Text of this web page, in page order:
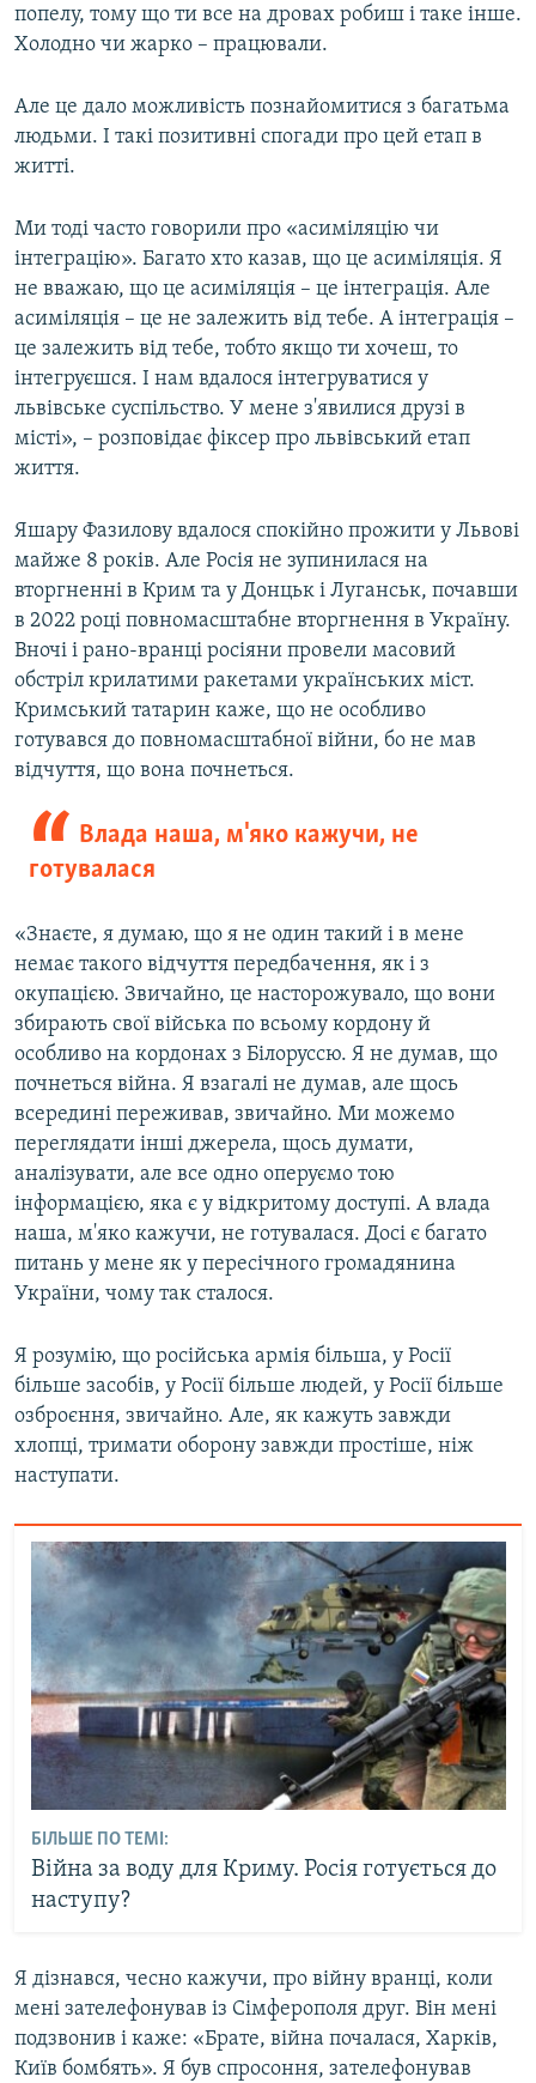
попелу, тому що ти все на дровах робиш і таке інше.
Холодно чи жарко – працювали.
Але це дало можливість познайомитися з багатьма
людьми. І такі позитивні спогади про цей етап в
житті.
Ми тоді часто говорили про «асиміляцію чи
інтеграцію». Багато хто казав, що це асиміляція. Я
не вважаю, що це асиміляція – це інтеграція. Але
асиміляція – це не залежить від тебе. А інтеграція –
це залежить від тебе, тобто якщо ти хочеш, то
інтегруєшся. І нам вдалося інтегруватися у
львівське суспільство. У мене з'явилися друзі в
місті», – розповідає фіксер про львівський етап
життя.
Яшару Фазилову вдалося спокійно прожити у Львові
майже 8 років. Але Росія не зупинилася на
вторгненні в Крим та у Донцьк і Луганськ, почавши
в 2022 році повномасштабне вторгнення в Україну.
Вночі і рано-вранці росіяни провели масовий
обстріл крилатими ракетами українських міст.
Кримський татарин каже, що не особливо
готувався до повномасштабної війни, бо не мав
відчуття, що вона почнеться.
Влада наша, м'яко кажучи, не
готувалася
«Знаєте, я думаю, що я не один такий і в мене
немає такого відчуття передбачення, як і з
окупацією. Звичайно, це насторожувало, що вони
збирають свої війська по всьому кордону й
особливо на кордонах з Білоруссю. Я не думав, що
почнеться війна. Я взагалі не думав, але щось
всередині переживав, звичайно. Ми можемо
переглядати інші джерела, щось думати,
аналізувати, але все одно оперуємо тою
інформацією, яка є у відкритому доступі. А влада
наша, м'яко кажучи, не готувалася. Досі є багато
питань у мене як у пересічного громадянина
України, чому так сталося.
Я розумію, що російська армія більша, у Росії
більше засобів, у Росії більше людей, у Росії більше
озброєння, звичайно. Але, як кажуть завжди
хлопці, тримати оборону завжди простіше, ніж
наступати.
БІЛЬШЕ ПО ТЕМІ:
Війна за воду для Криму. Росія готується до
наступу?
Я дізнався, чесно кажучи, про війну вранці, коли
мені зателефонував із Сімферополя друг. Він мені
подзвонив і каже: «Брате, війна почалася, Харків,
Київ бомбять». Я був спросоння, зателефонував